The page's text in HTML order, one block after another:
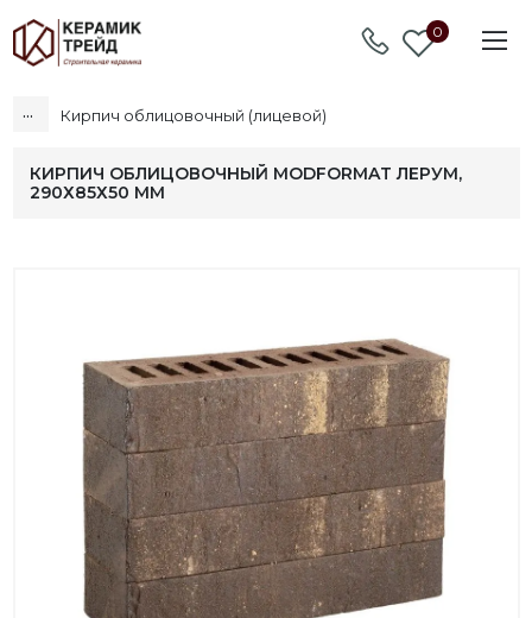
0
... Кирпич облицовочный (лицевой)
КИРПИЧ ОБЛИЦОВОЧНЫЙ MODFORMAT ЛЕРУМ,
290Х85Х50 ММ